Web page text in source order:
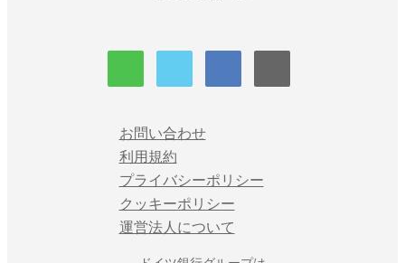
お問い合わせ
利用規約
プライバシーポリシー
クッキーポリシー
運営法人について